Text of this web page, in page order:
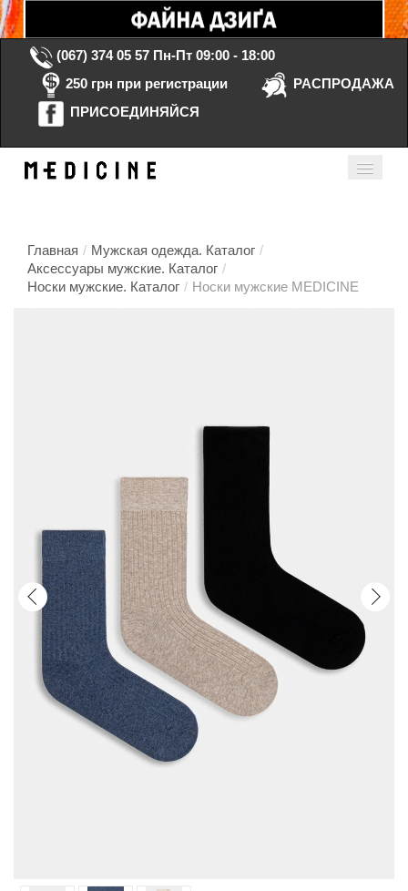
(067) 374 05 57 Пн-Пт 09:00 - 18:00
250 грн при регистрации
РАСПРОДАЖА
ПРИСОЕДИНЯЙСЯ
Главная / Мужская одежда. Каталог /
Аксессуары мужские. Каталог /
Носки мужские. Каталог / Носки мужские MEDICINE